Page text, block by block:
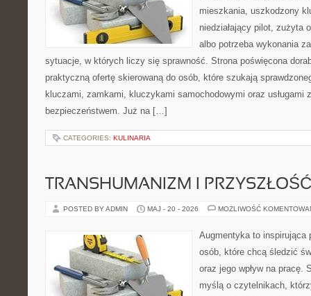
mieszkania, uszkodzony
niedziałający pilot, zużyta
albo potrzeba wykonania
sytuacje, w których liczy się sprawność. Strona poświęcona
praktyczną ofertę skierowaną do osób, które szukają
kluczami, zamkami, kluczykami samochodowymi oraz usługami
bezpieczeństwem. Już na […]
CATEGORIES: KULINARIA
TRANSHUMANIZM I
POSTED BY ADMIN MAJ - 20 - 2026 MOŻLIWOŚĆ
Augmentyka to inspirująca
osób, które chcą śledzić
oraz jego wpływ na pracę.
myślą o czytelnikach,